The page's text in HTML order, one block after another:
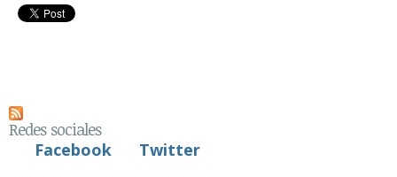
Redes sociales
Facebook
Twitter